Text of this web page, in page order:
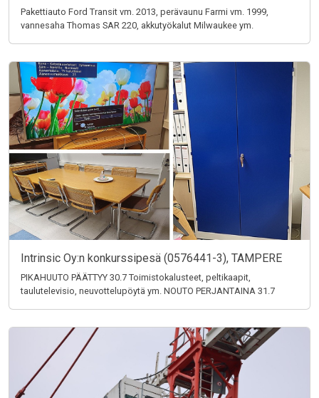
Pakettiauto Ford Transit vm. 2013, perävaunu Farmi vm. 1999,
vannesaha Thomas SAR 220, akkutyökalut Milwaukee ym.
Intrinsic Oy:n konkurssipesä (0576441-3), TAMPERE
PIKAHUUTO PÄÄTTYY 30.7 Toimistokalusteet, peltikaapit,
taulutelevisio, neuvottelupöytä ym. NOUTO PERJANTAINA 31.7